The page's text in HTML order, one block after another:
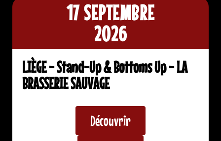
17 SEPTEMBRE
2026
LIÈGE - Stand-Up & Bottoms Up - LA
BRASSERIE SAUVAGE
Découvrir